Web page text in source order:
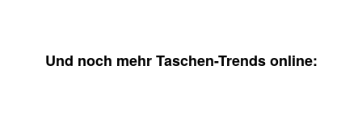
Und noch mehr Taschen-Trends online: